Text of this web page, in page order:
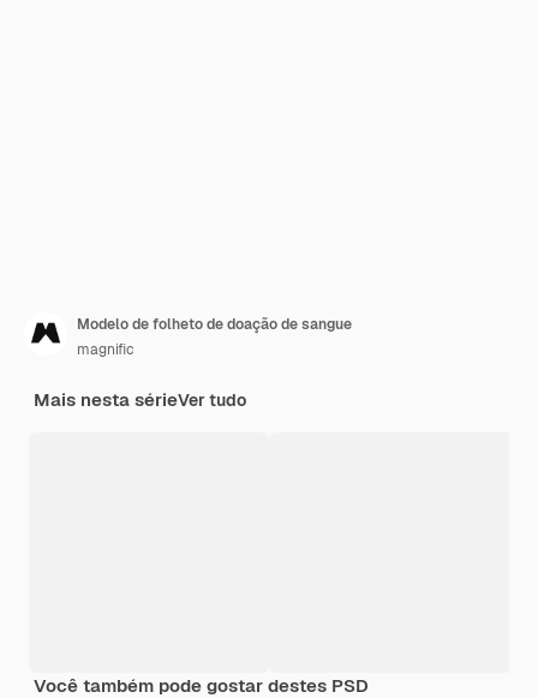
Modelo de folheto de doação de sangue
magnific
Mais nesta sérieVer tudo
Você também pode gostar destes PSD